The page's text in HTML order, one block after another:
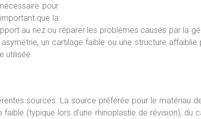
pour
que la
au nez ou réparer les problèmes causés par la
un cartilage faible ou une structure affaiblie
utilisée.
sources. La source préférée pour le matériau
(typique lors d’une rhinoplastie de révision), du